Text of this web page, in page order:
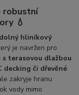
robustní
💧
hliníkový
je navržen pro
terasovou dlažbou
decking či dřevěné
zakryje hranu
vody mimo